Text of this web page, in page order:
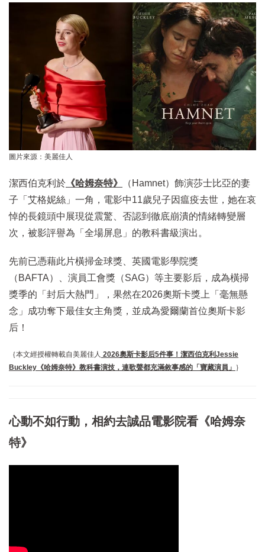
圖片來源：美麗佳人
潔西伯克利於 《哈姆奈特》
（Hamnet）飾演莎士比亞的妻
子「艾格妮絲」一角，電影中11歲兒子因瘟疫去世，她在哀
悼的長鏡頭中展現從震驚、否認到徹底崩潰的情緒轉變層
次，被影評譽為「全場屏息」的教科書級演出。
先前已憑藉此片橫掃金球獎、英國電影學院獎
（BAFTA）、演員工會獎（SAG）等主要影后，成為橫掃
獎季的「封后大熱門」，果然在2026奧斯卡獎上「毫無懸
念」成功奪下最佳女主角獎，並成為愛爾蘭首位奧斯卡影
后！
｛本文經授權轉載自美麗佳人 2026奧斯卡影后5件事！潔西伯克利Jessie
Buckley《哈姆奈特》教科書演技，連歌聲都充滿敘事感的「寶藏演員」 ｝
心動不如行動，相約去誠品電影院看《哈姆奈
特》